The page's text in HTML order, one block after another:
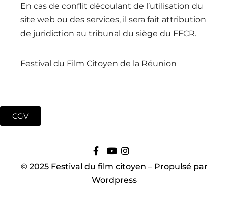
En cas de conflit découlant de l’utilisation du
site web ou des services, il sera fait attribution
de juridiction au tribunal du siège du FFCR.
Festival du Film Citoyen de la Réunion
© 2025 Festival du film citoyen – Propulsé par
Wordpress
CGV